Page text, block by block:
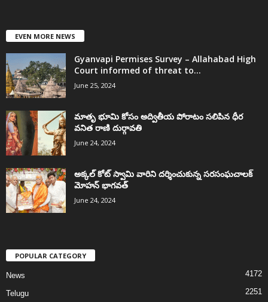
EVEN MORE NEWS
Gyanvapi Permises Survey – Allahabad High
Court informed of threat to...
June 25, 2024
మాతృ భూమి కోసం అద్వితీయ పోరాటం సలిపిన ధీర
వనిత రాణి దుర్గావతి
June 24, 2024
అక్కల్‌ కోట్‌ స్వామి వారిని దర్శించుకున్న సరసంఘచాలక్
మోహన్ భాగవత్
June 24, 2024
POPULAR CATEGORY
News 4172
Telugu 2251